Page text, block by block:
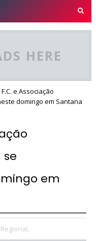
HERE
e Associação
domingo em Santana
se
em
Regional,